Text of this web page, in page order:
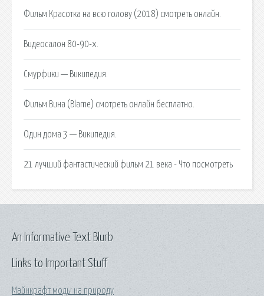
Фильм Красотка на всю голову (2018) смотреть онлайн.
Видеосалон 80-90-х.
Смурфики — Википедия.
Фильм Вина (Blame) смотреть онлайн бесплатно.
Один дома 3 — Википедия.
21 лучший фантастический фильм 21 века - Что посмотреть
Links to Important Stuff
Майнкрафт моды на природу
An Informative Text Blurb